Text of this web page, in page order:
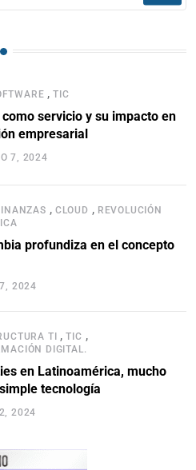
,TIC
servicio y su impacto en
empresarial
7, 2024
, CLOUD , REVOLUCIÓN
profundiza en el concepto
2024
TI ,TIC ,
DIGITAL.
en Latinoamérica, mucho
tecnología
2024